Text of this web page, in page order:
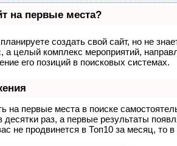
на первые места?
создать свой сайт, но не
а целый комплекс мероприятий,
его позиций в поисковых системах.
на первые места в поиске
десятки раз, а первые результаты
не продвинется в Топ10 за месяц, то в